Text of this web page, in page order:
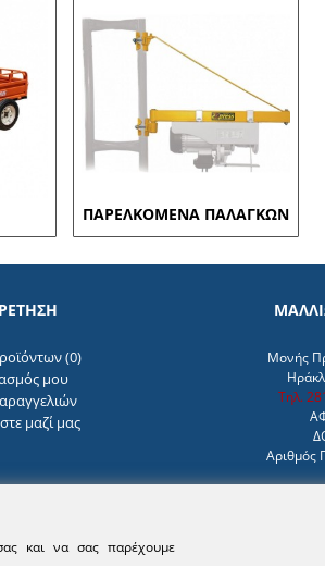
ΠΑΡΕΛΚΟΜΕΝΑ ΠΑΛΑΓΚΩΝ
(0)
μου
μαζί μας
Μονής
Τηλ.
Αριθμός
και να σας παρέχουμε